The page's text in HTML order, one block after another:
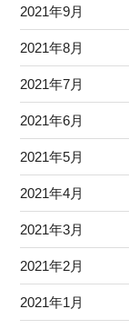
2021年9月
2021年8月
2021年7月
2021年6月
2021年5月
2021年4月
2021年3月
2021年2月
2021年1月